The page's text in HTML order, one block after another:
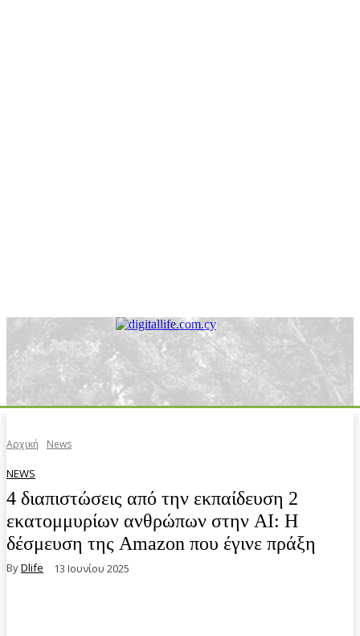
Αρχική News
NEWS
4 διαπιστώσεις από την εκπαίδευση 2
εκατομμυρίων ανθρώπων στην AI: Η
δέσμευση της Amazon που έγινε πράξη
ByDlife 13 Ιουνίου 2025